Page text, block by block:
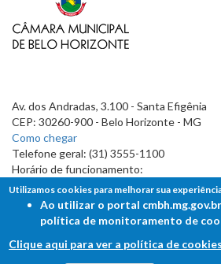
Av. dos Andradas, 3.100 - Santa Efigênia
CEP: 30260-900 - Belo Horizonte - MG
Como chegar
Telefone geral: (31) 3555-1100
Horário de funcionamento:
7h às 19h
Utilizamos cookies para melhorar sua
Ao utilizar o portal
política de monitoramento de
Clique aqui para ver a política de cookies